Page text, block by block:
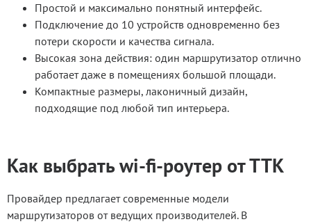
Простой и максимально понятный интерфейс.
Подключение до 10 устройств одновременно без
потери скорости и качества сигнала.
Высокая зона действия: один маршрутизатор отлично
работает даже в помещениях большой площади.
Компактные размеры, лаконичный дизайн,
подходящие под любой тип интерьера.
Как выбрать wi-fi-роутер от ТТК
Провайдер предлагает современные модели
маршрутизаторов от ведущих производителей. В